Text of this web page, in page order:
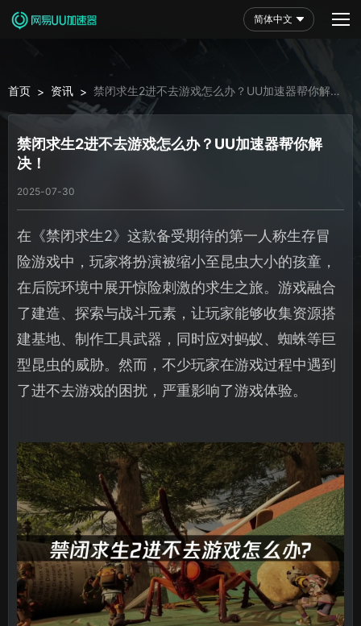
简体中文
首页 > 资讯 > 禁闭求生2进不去游戏怎么办？UU加速器帮你解
决！
禁闭求生2进不去游戏怎么办？UU加速器帮你解
决！
2025-07-30
在《禁闭求生2》这款备受期待的第一人称生存冒
险游戏中，玩家将扮演被缩小至昆虫大小的孩童，
在后院环境中展开惊险刺激的求生之旅。游戏融合
了建造、探索与战斗元素，让玩家能够收集资源搭
建基地、制作工具武器，同时应对蚂蚁、蜘蛛等巨
型昆虫的威胁。然而，不少玩家在游戏过程中遇到
了进不去游戏的困扰，严重影响了游戏体验。